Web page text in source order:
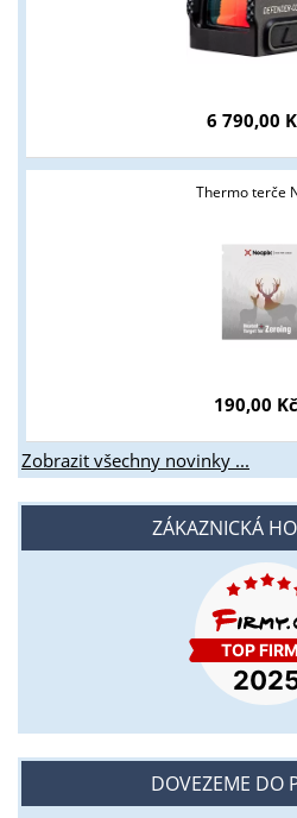
6 790,00
Thermo terče
190,00 Kč
Zobrazit všechny novinky ...
ZÁKAZNICKÁ
DOVEZEME DO